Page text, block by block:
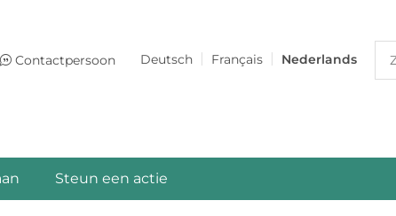
Contactpersoon Deutsch Français Nederlands
Steun een actie